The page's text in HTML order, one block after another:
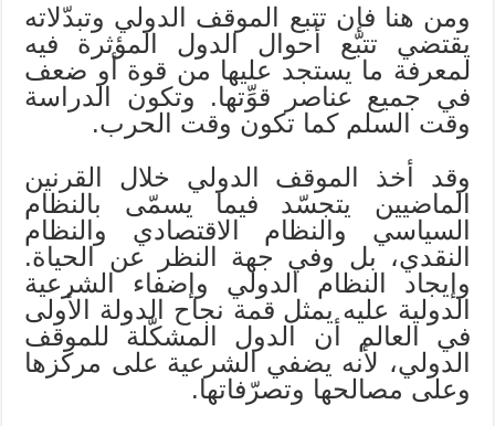
ومن هنا فإن تتبع الموقف الدولي وتبدّلاته
يقتضي تتبّع أحوال الدول المؤثرة فيه
لمعرفة ما يستجد عليها من قوة أو ضعف
في جميع عناصر قوِّتها. وتكون الدراسة
وقت السلم كما تكون وقت الحرب.
وقد أخذ الموقف الدولي خلال القرنين
الماضيين يتجسّد فيما يسمّى بالنظام
السياسي والنظام الاقتصادي والنظام
النقدي، بل وفي جهة النظر عن الحياة.
وإيجاد النظام الدولي وإضفاء الشرعية
الدولية عليه يمثل قمة نجاح الدولة الأولى
في العالم أن الدول المشكّلة للموقف
الدولي، لأنه يضفي الشرعية على مركزها
وعلى مصالحها وتصرّفاتها.